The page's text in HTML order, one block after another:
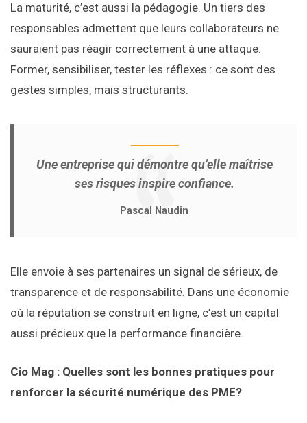
La maturité, c’est aussi la pédagogie. Un tiers des
responsables admettent que leurs collaborateurs ne
sauraient pas réagir correctement à une attaque.
Former, sensibiliser, tester les réflexes : ce sont des
gestes simples, mais structurants.
Une entreprise qui démontre qu’elle maîtrise
ses risques inspire confiance.
Pascal Naudin
Elle envoie à ses partenaires un signal de sérieux, de
transparence et de responsabilité. Dans une économie
où la réputation se construit en ligne, c’est un capital
aussi précieux que la performance financière.
Cio Mag : Quelles sont les bonnes pratiques pour
renforcer la sécurité numérique des PME?